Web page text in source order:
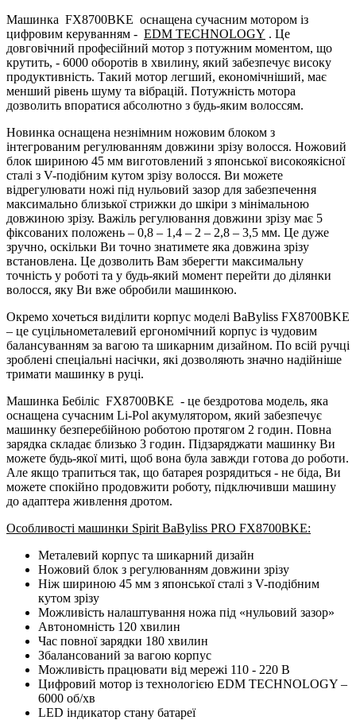
Машинка FX8700BKE оснащена сучасним мотором із
цифровим керуванням - EDM TECHNOLOGY . Це
довговічний професійний мотор з потужним моментом, що
крутить, - 6000 оборотів в хвилину, який забезпечує високу
продуктивність. Такий мотор легший, економічніший, має
менший рівень шуму та вібрацій. Потужність мотора
дозволить впоратися абсолютно з будь-яким волоссям.
Новинка оснащена незнімним ножовим блоком з
інтегрованим регулюванням довжини зрізу волосся. Ножовий
блок шириною 45 мм виготовлений з японської високоякісної
сталі з V-подібним кутом зрізу волосся. Ви можете
відрегулювати ножі під нульовий зазор для забезпечення
максимально близької стрижки до шкіри з мінімальною
довжиною зрізу. Важіль регулювання довжини зрізу має 5
фіксованих положень – 0,8 – 1,4 – 2 – 2,8 – 3,5 мм. Це дуже
зручно, оскільки Ви точно знатимете яка довжина зрізу
встановлена. Це дозволить Вам зберегти максимальну
точність у роботі та у будь-який момент перейти до ділянки
волосся, яку Ви вже обробили машинкою.
Окремо хочеться виділити корпус моделі BaByliss FX8700BKE
– це суцільнометалевий ергономічний корпус із чудовим
балансуванням за вагою та шикарним дизайном. По всій ручці
зроблені спеціальні насічки, які дозволяють значно надійніше
тримати машинку в руці.
Машинка Бебіліс FX8700BKE - це бездротова модель, яка
оснащена сучасним Li-Pol акумулятором, який забезпечує
машинку безперебійною роботою протягом 2 годин. Повна
зарядка складає близько 3 годин. Підзаряджати машинку Ви
можете будь-якої миті, щоб вона була завжди готова до роботи.
Але якщо трапиться так, що батарея розрядиться - не біда, Ви
можете спокійно продовжити роботу, підключивши машину
до адаптера живлення дротом.
Особливості машинки Spirit BaByliss PRO FX8700BKE:
Металевий корпус та шикарний дизайн
Ножовий блок з регулюванням довжини зрізу
Ніж шириною 45 мм з японської сталі з V-подібним
кутом зрізу
Можливість налаштування ножа під «нульовий зазор»
Автономність 120 хвилин
Час повної зарядки 180 хвилин
Збалансований за вагою корпус
Можливість працювати від мережі 110 - 220 В
Цифровий мотор із технологією EDM TECHNOLOGY –
6000 об/хв
LED індикатор стану батареї